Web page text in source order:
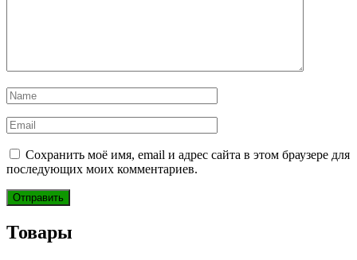
Сохранить моё имя, email и адрес сайта в этом браузере для
последующих моих комментариев.
Товары